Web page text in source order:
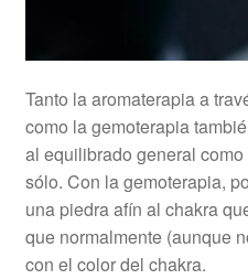
Tanto la aromaterapia a
como la gemoterapia
al equilibrado general
sólo. Con la gemoterapia,
una piedra afín al chakra
que normalmente (aunque
con el color del chakra.